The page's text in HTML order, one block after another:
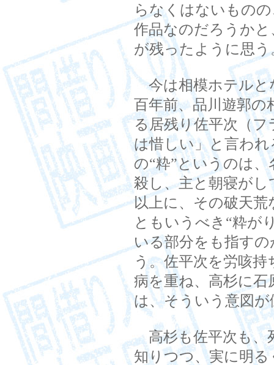
らなくはないもの
作品なのだろうか
が残ったように思う
今は相模ホテルと
百年前、品川遊郭
る居残り佐平次（
は惜しい」と言われ
の“粋”というのは
殺し、主と朝寝が
以上に、その破天荒
ともいうべき“粋が
いる部分をも指す
う。佐平次を労咳
病を重ね、高杉に
は、そういう意図
高杉も佐平次も、
知りつつ、実に明